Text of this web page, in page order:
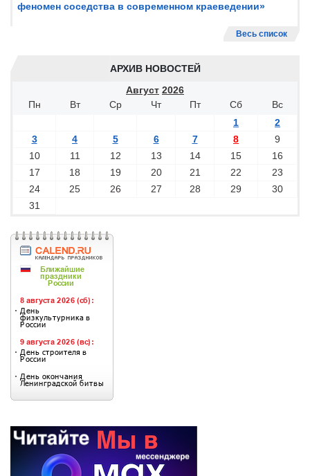
феномен соседства в современном краеведении»
Весь список
АРХИВ НОВОСТЕЙ
Август 2026
Пн
Вт Ср Чт Пт Сб
Вс
1
2
3
4 5 6 7 8
9
10
11 12 13 14 15
16
17
18 19 20 21 22
23
24
25 26 27 28 29
30
31